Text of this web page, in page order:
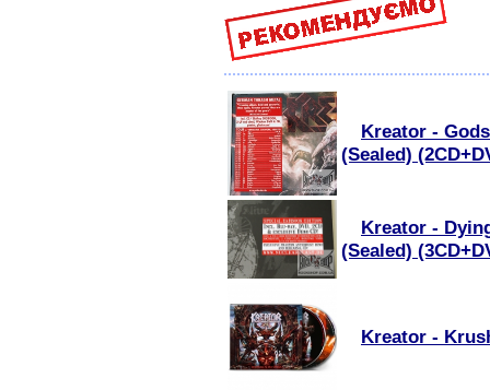
Kreator -
(Sealed)
Kreator -
(Sealed)
Kreator -